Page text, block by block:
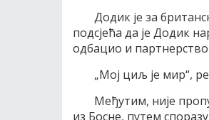
Додик је за
подсјећа да је Додик
одбацио и
„Мој циљ је мир“,
Међутим, није
из Босне, путем